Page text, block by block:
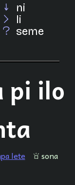
ni
li
seme
pi ilo
lete sona sona